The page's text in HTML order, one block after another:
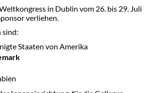
in Dublin vom 26. bis 29. Juli
verliehen.
sind:
Staaten von Amerika